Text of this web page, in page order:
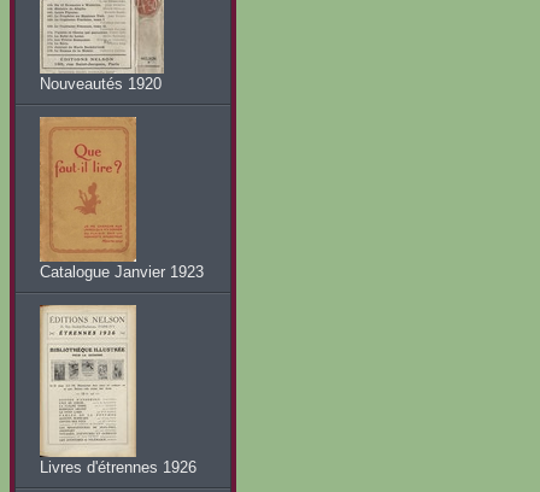
Nouveautés 1920
Catalogue Janvier 1923
Livres d'étrennes 1926